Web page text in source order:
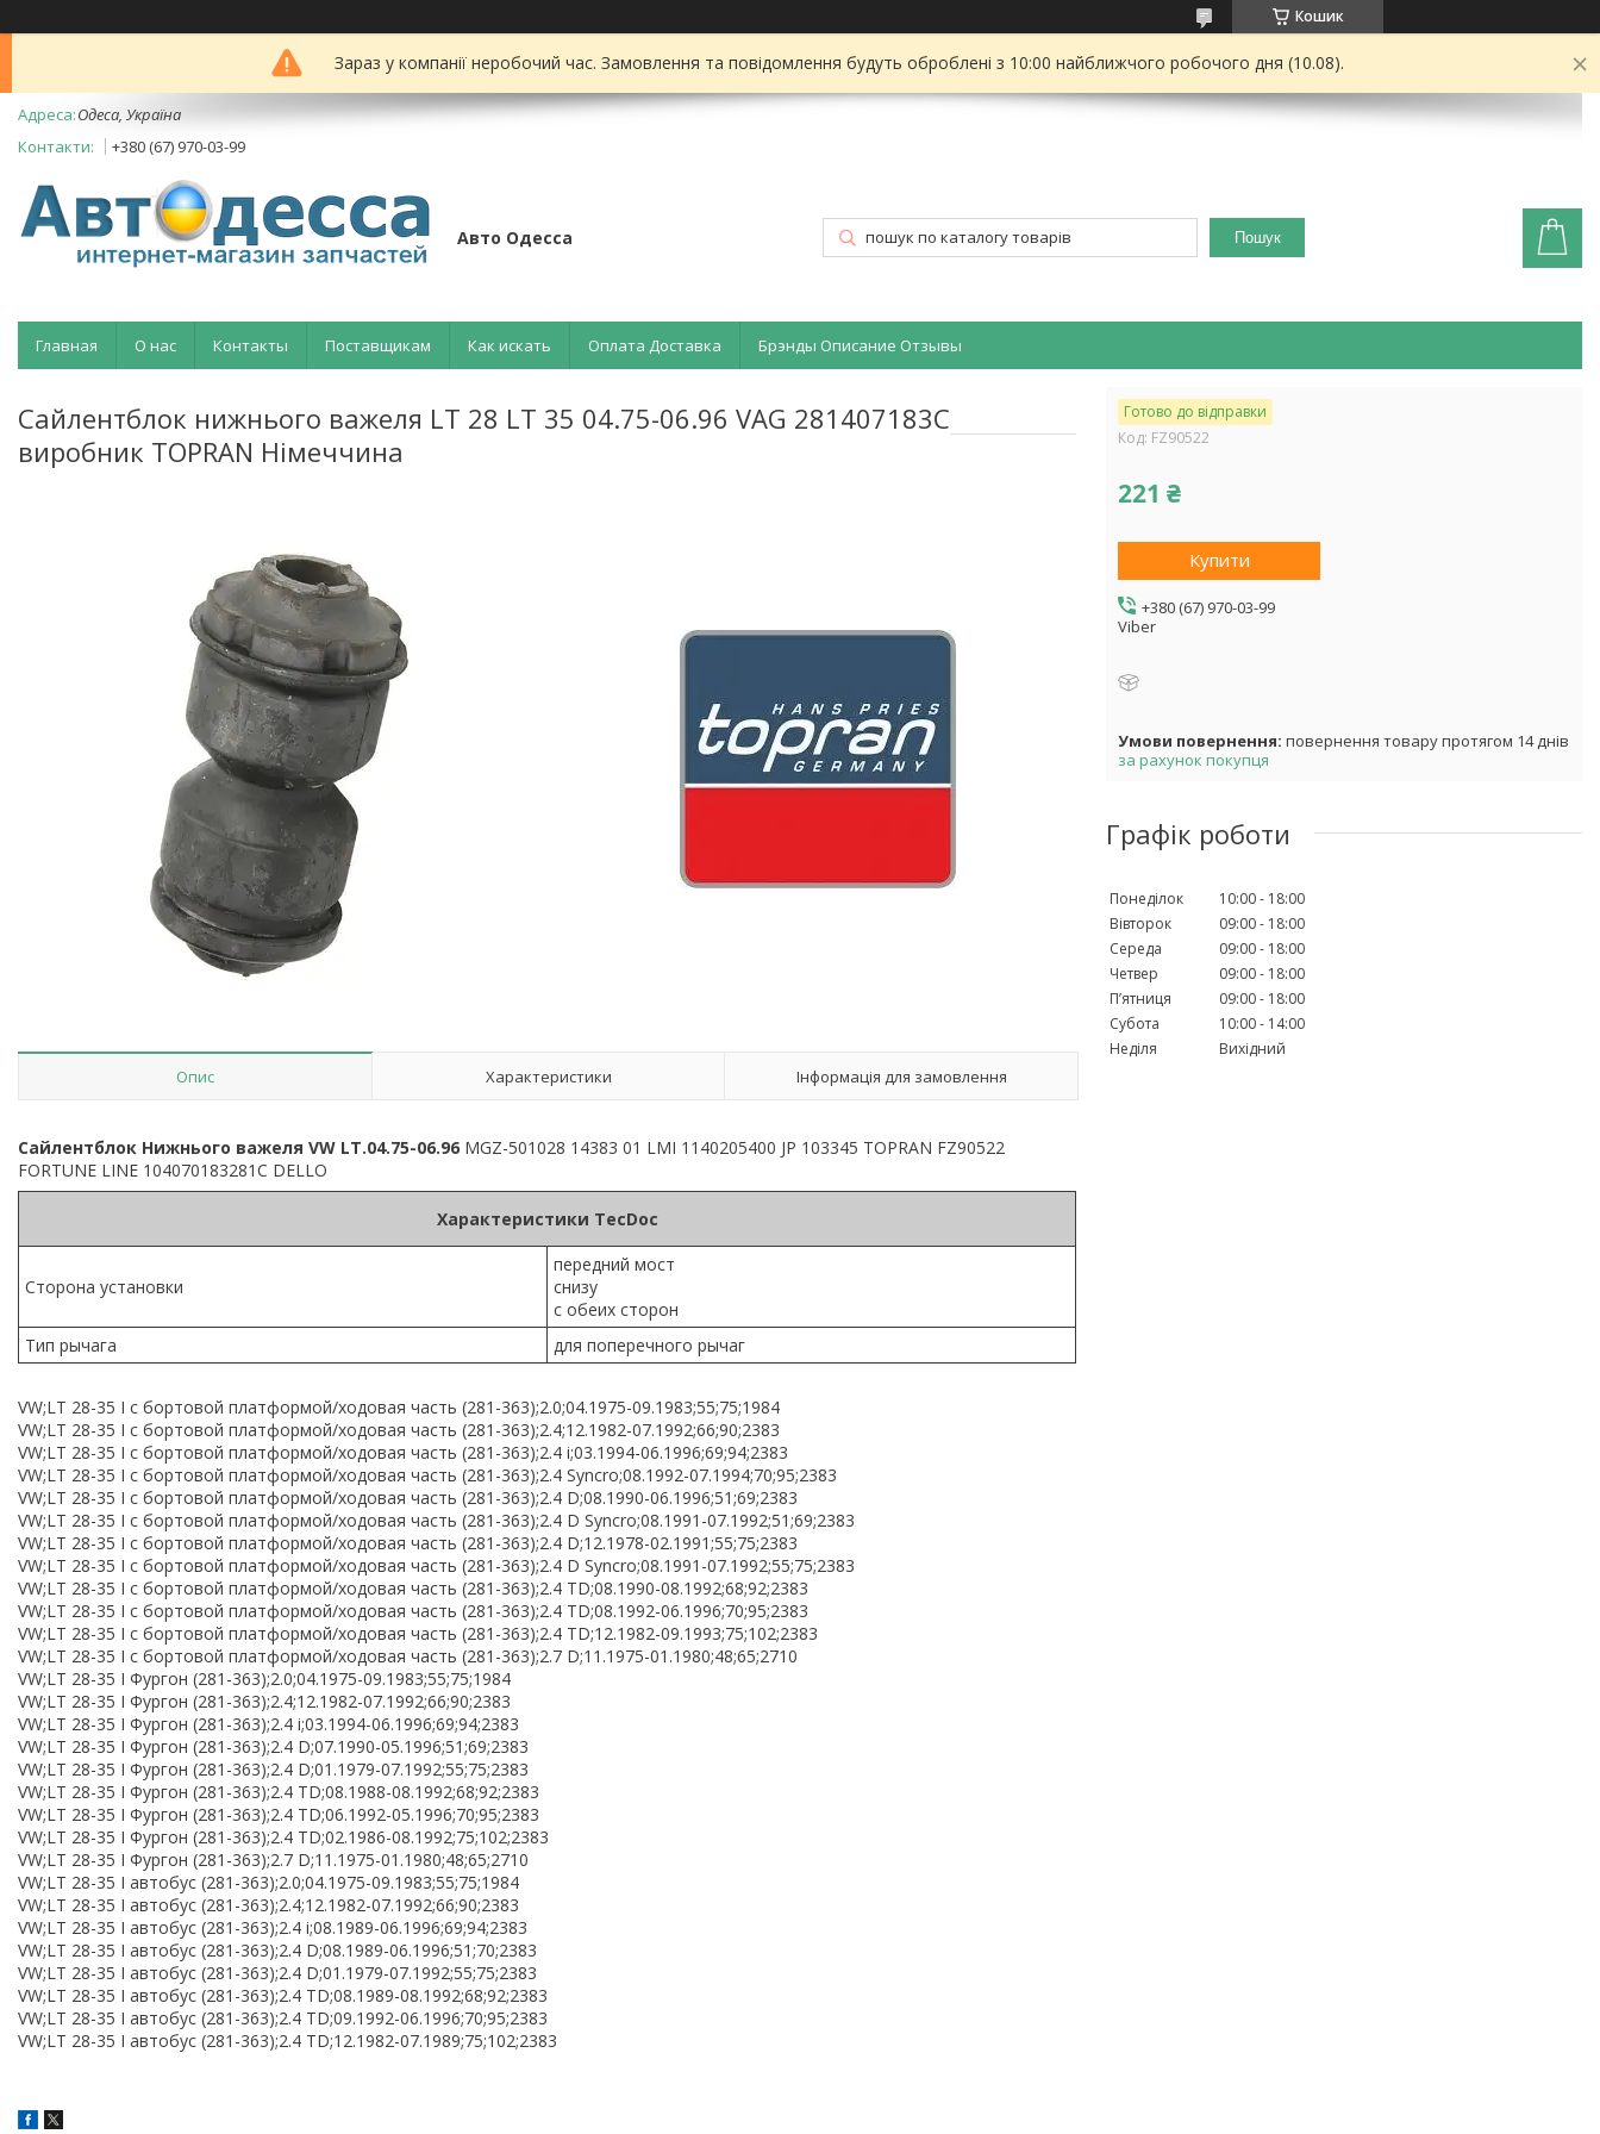
Кошик
Зараз у компанії неробочий час. Замовлення та повідомлення будуть оброблені з 10:00 найближчого робочого дня (10.08).
Одеса, Україна
+380 (67) 970-03-99
Авто Одесса Пошук
Главная О нас Контакты Поставщикам Как искать Оплата Доставка Брэнды Описание Отзывы
Сайлентблок нижнього важеля LT 28 LT 35 04.75-06.96 VAG 281407183C
виробник TOPRAN Німеччина
Опис Характеристики Інформація для замовлення
Сайлентблок Нижнього важеля VW LT.04.75-06.96 MGZ-501028 14383 01 LMI 1140205400 JP 103345 TOPRAN FZ90522
FORTUNE LINE 104070183281C DELLO
Характеристики TecDoc
Сторона установки
передний мост
снизу
с обеих сторон
Тип рычага
для поперечного рычаг
VW;LT 28-35 I c бортовой платформой/ходовая часть (281-363);2.0;04.1975-09.1983;55;75;1984
VW;LT 28-35 I c бортовой платформой/ходовая часть (281-363);2.4;12.1982-07.1992;66;90;2383
VW;LT 28-35 I c бортовой платформой/ходовая часть (281-363);2.4 i;03.1994-06.1996;69;94;2383
VW;LT 28-35 I c бортовой платформой/ходовая часть (281-363);2.4 Syncro;08.1992-07.1994;70;95;2383
VW;LT 28-35 I c бортовой платформой/ходовая часть (281-363);2.4 D;08.1990-06.1996;51;69;2383
VW;LT 28-35 I c бортовой платформой/ходовая часть (281-363);2.4 D Syncro;08.1991-07.1992;51;69;2383
VW;LT 28-35 I c бортовой платформой/ходовая часть (281-363);2.4 D;12.1978-02.1991;55;75;2383
VW;LT 28-35 I c бортовой платформой/ходовая часть (281-363);2.4 D Syncro;08.1991-07.1992;55;75;2383
VW;LT 28-35 I c бортовой платформой/ходовая часть (281-363);2.4 TD;08.1990-08.1992;68;92;2383
VW;LT 28-35 I c бортовой платформой/ходовая часть (281-363);2.4 TD;08.1992-06.1996;70;95;2383
VW;LT 28-35 I c бортовой платформой/ходовая часть (281-363);2.4 TD;12.1982-09.1993;75;102;2383
VW;LT 28-35 I c бортовой платформой/ходовая часть (281-363);2.7 D;11.1975-01.1980;48;65;2710
VW;LT 28-35 I Фургон (281-363);2.0;04.1975-09.1983;55;75;1984
VW;LT 28-35 I Фургон (281-363);2.4;12.1982-07.1992;66;90;2383
VW;LT 28-35 I Фургон (281-363);2.4 i;03.1994-06.1996;69;94;2383
VW;LT 28-35 I Фургон (281-363);2.4 D;07.1990-05.1996;51;69;2383
VW;LT 28-35 I Фургон (281-363);2.4 D;01.1979-07.1992;55;75;2383
VW;LT 28-35 I Фургон (281-363);2.4 TD;08.1988-08.1992;68;92;2383
VW;LT 28-35 I Фургон (281-363);2.4 TD;06.1992-05.1996;70;95;2383
VW;LT 28-35 I Фургон (281-363);2.4 TD;02.1986-08.1992;75;102;2383
VW;LT 28-35 I Фургон (281-363);2.7 D;11.1975-01.1980;48;65;2710
VW;LT 28-35 I автобус (281-363);2.0;04.1975-09.1983;55;75;1984
VW;LT 28-35 I автобус (281-363);2.4;12.1982-07.1992;66;90;2383
VW;LT 28-35 I автобус (281-363);2.4 i;08.1989-06.1996;69;94;2383
VW;LT 28-35 I автобус (281-363);2.4 D;08.1989-06.1996;51;70;2383
VW;LT 28-35 I автобус (281-363);2.4 D;01.1979-07.1992;55;75;2383
VW;LT 28-35 I автобус (281-363);2.4 TD;08.1989-08.1992;68;92;2383
VW;LT 28-35 I автобус (281-363);2.4 TD;09.1992-06.1996;70;95;2383
VW;LT 28-35 I автобус (281-363);2.4 TD;12.1982-07.1989;75;102;2383
Готово до відправки
Код: FZ90522
221 ₴
Купити
+380 (67) 970-03-99
Viber
повернення товару протягом 14 днів
за рахунок покупця
Графік роботи
Понеділок 10:00
18:00
Вівторок
09:00
18:00
Середа
09:00
18:00
Четвер
09:00
18:00
Пʼятниця
09:00
18:00
Субота
10:00
14:00
Неділя
Вихідний